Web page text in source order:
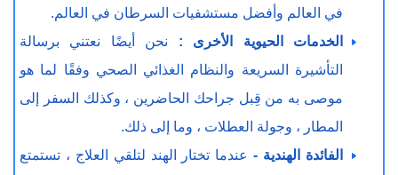
في العالم وأفضل مستشفيات السرطان في العالم.
الخدمات الحيوية الأخرى : نحن أيضًا نعتني برسالة
التأشيرة السريعة والنظام الغذائي الصحي وفقًا لما هو
موصى به من قِبل جراحك الحاضرين ، وكذلك السفر إلى
المطار ، وجولة العطلات ، وما إلى ذلك.
الفائدة الهندية - عندما تختار الهند لتلقي العلاج ، تستمتع